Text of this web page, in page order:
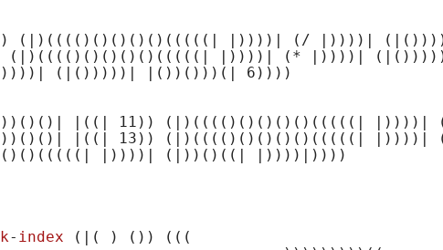
) (|) (((() () () () () (((((| |) )))| (/ |) )))| (|()
(|) (((() () () () () (((((| |) )))| (* |) )))| (|()
(|() ))))| | () ) () )) (| 6) )))
) () () ((| 11) ) (|) (((() () () () () (((((| |) )))|
) () () ((| 13) ) (|) (((() () () () () (((((| |) )))|
() () (((((| |) )))| (|) ) () ((| |) )))|))))
- index (|( ) () )
(((